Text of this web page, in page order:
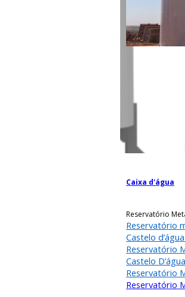
Caixa d'água
Reservatório
Reservatório
Castelo
Reservatório
Castelo
Reservatório
Reservatório